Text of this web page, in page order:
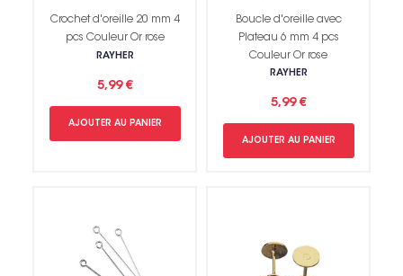
Crochet d'oreille 20 mm 4
pcs Couleur Or rose
RAYHER
5,99 €
AJOUTER AU PANIER
Boucle d'oreille avec
Plateau 6 mm 4 pcs
Couleur Or rose
RAYHER
5,99 €
AJOUTER AU PANIER